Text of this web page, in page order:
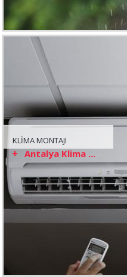
KLİMA MONTAJI
Antalya Klima ...